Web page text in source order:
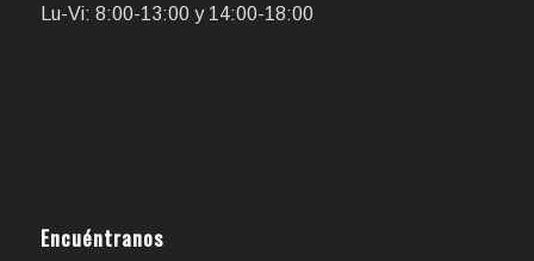
Lu-Vi: 8:00-13:00 y 14:00-18:00
Encuéntranos